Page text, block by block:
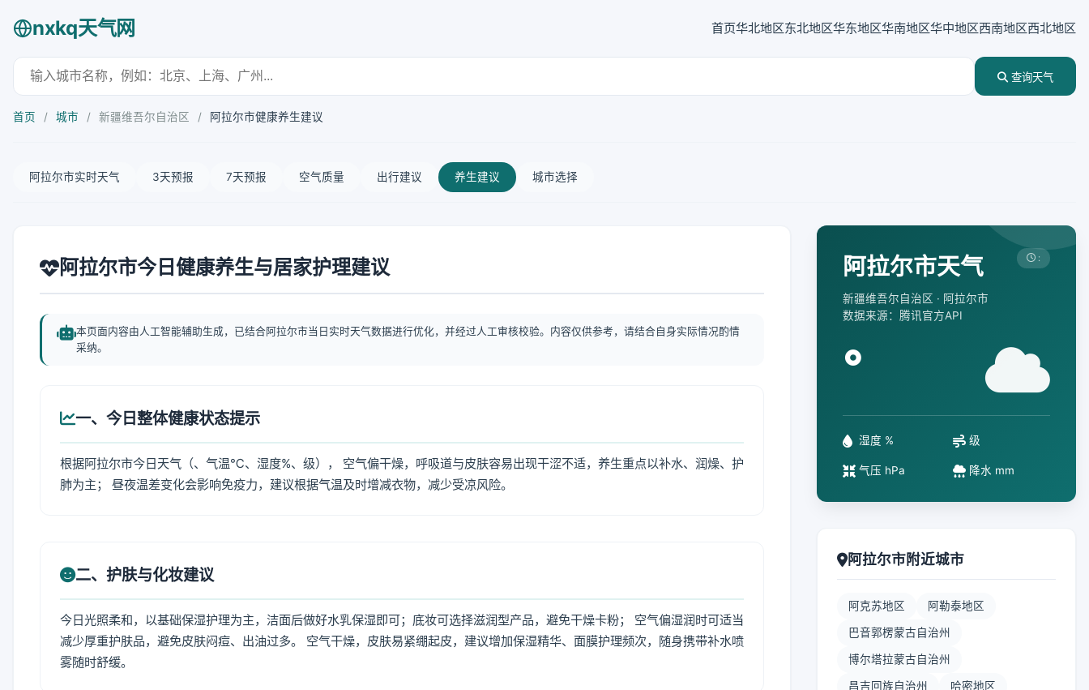
nxkq天气网 首页华北地区东北地区华东地区华南地区华中地区西南地区西北地区
查询天气
首页 / 城市 / 新疆维吾尔自治区 / 阿拉尔市健康养生建议
阿拉尔市实时天气 3天预报 7天预报 空气质量 出行建议 养生建议 城市选择
阿拉尔市今日健康养生与居家护理建议
本页面内容由人工智能辅助生成，已结合阿拉尔市当日实时天气数据进行优化，并经过人工审核校验。内容仅供参考，请结合自身实际情况酌情
采纳。
一、今日整体健康状态提示
根据阿拉尔市今日天气（、气温℃、湿度%、级）， 空气偏干燥，呼吸道与皮肤容易出现干涩不适，养生重点以补水、润燥、护
肺为主； 昼夜温差变化会影响免疫力，建议根据气温及时增减衣物，减少受凉风险。
二、护肤与化妆建议
今日光照柔和，以基础保湿护理为主，洁面后做好水乳保湿即可；底妆可选择滋润型产品，避免干燥卡粉； 空气偏湿润时可适当
减少厚重护肤品，避免皮肤闷痘、出油过多。 空气干燥，皮肤易紧绷起皮，建议增加保湿精华、面膜护理频次，随身携带补水喷
雾随时舒缓。
阿拉尔市天气
新疆维吾尔自治区 · 阿拉尔市
数据来源：腾讯官方API
:
°
湿度 % 级
气压 hPa 降水 mm
阿拉尔市附近城市
阿克苏地区 阿勒泰地区
巴音郭楞蒙古自治州
博尔塔拉蒙古自治州
昌吉回族自治州 哈密地区